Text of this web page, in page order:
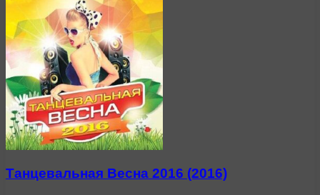
Танцевальная Весна 2016 (2016)